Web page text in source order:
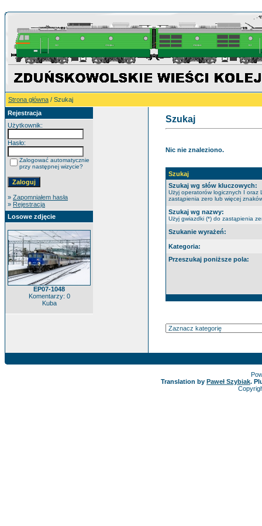
Strona główna / Szukaj
Rejestracja
Użytkownik:
Hasło:
Zalogować automatycznie
przy następnej wizycie?
» Zapomniałem hasła
» Rejestracja
Losowe zdjęcie
EP07-1048
Komentarzy: 0
Kuba
Szukaj
Nic nie znaleziono.
Szukaj
Szukaj wg słów kluczowych:
Użyj operatorów logicznych I oraz
zastąpienia zero lub więcej
Szukaj wg nazwy:
Użyj gwiazdki (*) do zastąpienia
Szukanie wyrażeń:
Kategoria:
Przeszukaj poniższe pola:
Translation by Paweł Szybiak.